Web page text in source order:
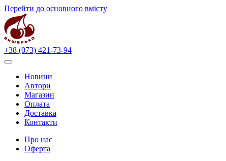
Перейти до основного вмісту
+38 (073) 421-73-94
Новини
Автори
Магазин
Оплата
Доставка
Контакти
Про нас
Оферта